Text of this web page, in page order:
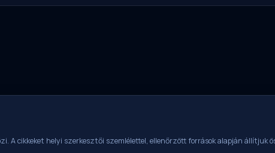
A cikkeket helyi szerkesztői szemlélettel, ellenőrzött források alapján